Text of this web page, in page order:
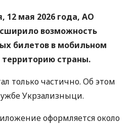
12 мая 2026 года, АО
возможность
билетов в мобильном
страны.
только частично. Об этом
Укрзализныци.
оформляется около